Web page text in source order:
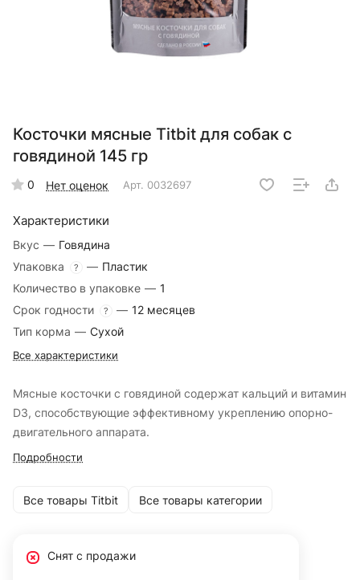
Косточки мясные Titbit для собак с
говядиной 145 гр
0 Нет оценок Арт. 0032697
Характеристики
Вкус — Говядина
Упаковка
? — Пластик
Количество в упаковке — 1
Срок годности
? — 12 месяцев
Тип корма — Сухой
Все характеристики
Мясные косточки с говядиной содержат кальций и витамин
D3, способствующие эффективному укреплению опорно-
двигательного аппарата.
Подробности
Все товары Titbit Все товары категории
Снят с продажи